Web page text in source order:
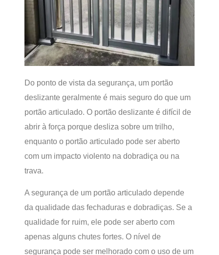
Do ponto de vista da segurança, um portão
deslizante geralmente é mais seguro do que um
portão articulado. O portão deslizante é difícil de
abrir à força porque desliza sobre um trilho,
enquanto o portão articulado pode ser aberto
com um impacto violento na dobradiça ou na
trava.
A segurança de um portão articulado depende
da qualidade das fechaduras e dobradiças. Se a
qualidade for ruim, ele pode ser aberto com
apenas alguns chutes fortes. O nível de
segurança pode ser melhorado com o uso de um